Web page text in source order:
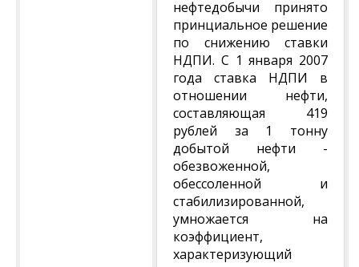
нефтедобычи принято
принциальное решение
по снижению ставки
НДПИ. С 1 января 2007
года ставка НДПИ в
отношении нефти,
составляющая 419
рублей за 1 тонну
добытой нефти -
обезвоженной,
обессоленной и
стабилизированной,
умножается на
коэффициент,
характеризующий